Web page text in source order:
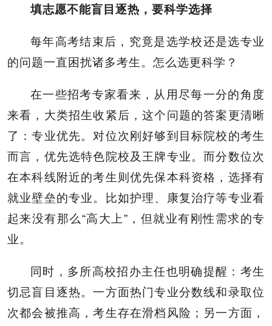
填志愿不能盲目逐热，要科学选择
每年高考结束后，究竟是选学校还是选专业
的问题一直困扰诸多考生。怎么选更科学？
在一些招考专家看来，从用尽每一分的角度
来看，大类招生收紧后，这个问题的答案更清晰
了：专业优先。对位次刚好够到目标院校的考生
而言，优先选特色院校及王牌专业。而分数位次
在本科线附近的考生则优先保本科资格，选择有
就业壁垒的专业。比如护理、康复治疗等专业看
起来没有那么“高大上”，但就业有刚性需求的专
业。
同时，多所高校招办主任也明确提醒：考生
切忌盲目逐热。一方面热门专业分数线和录取位
次都会被推高，考生存在滑档风险；另一方面，